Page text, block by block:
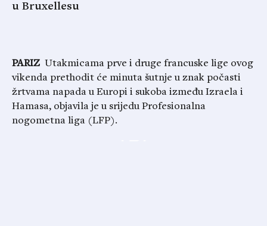
u Bruxellesu
PARIZ Utakmicama prve i druge francuske lige ovog
vikenda prethodit će minuta šutnje u znak počasti
žrtvama napada u Europi i sukoba između Izraela i
Hamasa, objavila je u srijedu Profesionalna
nogometna liga (LFP).